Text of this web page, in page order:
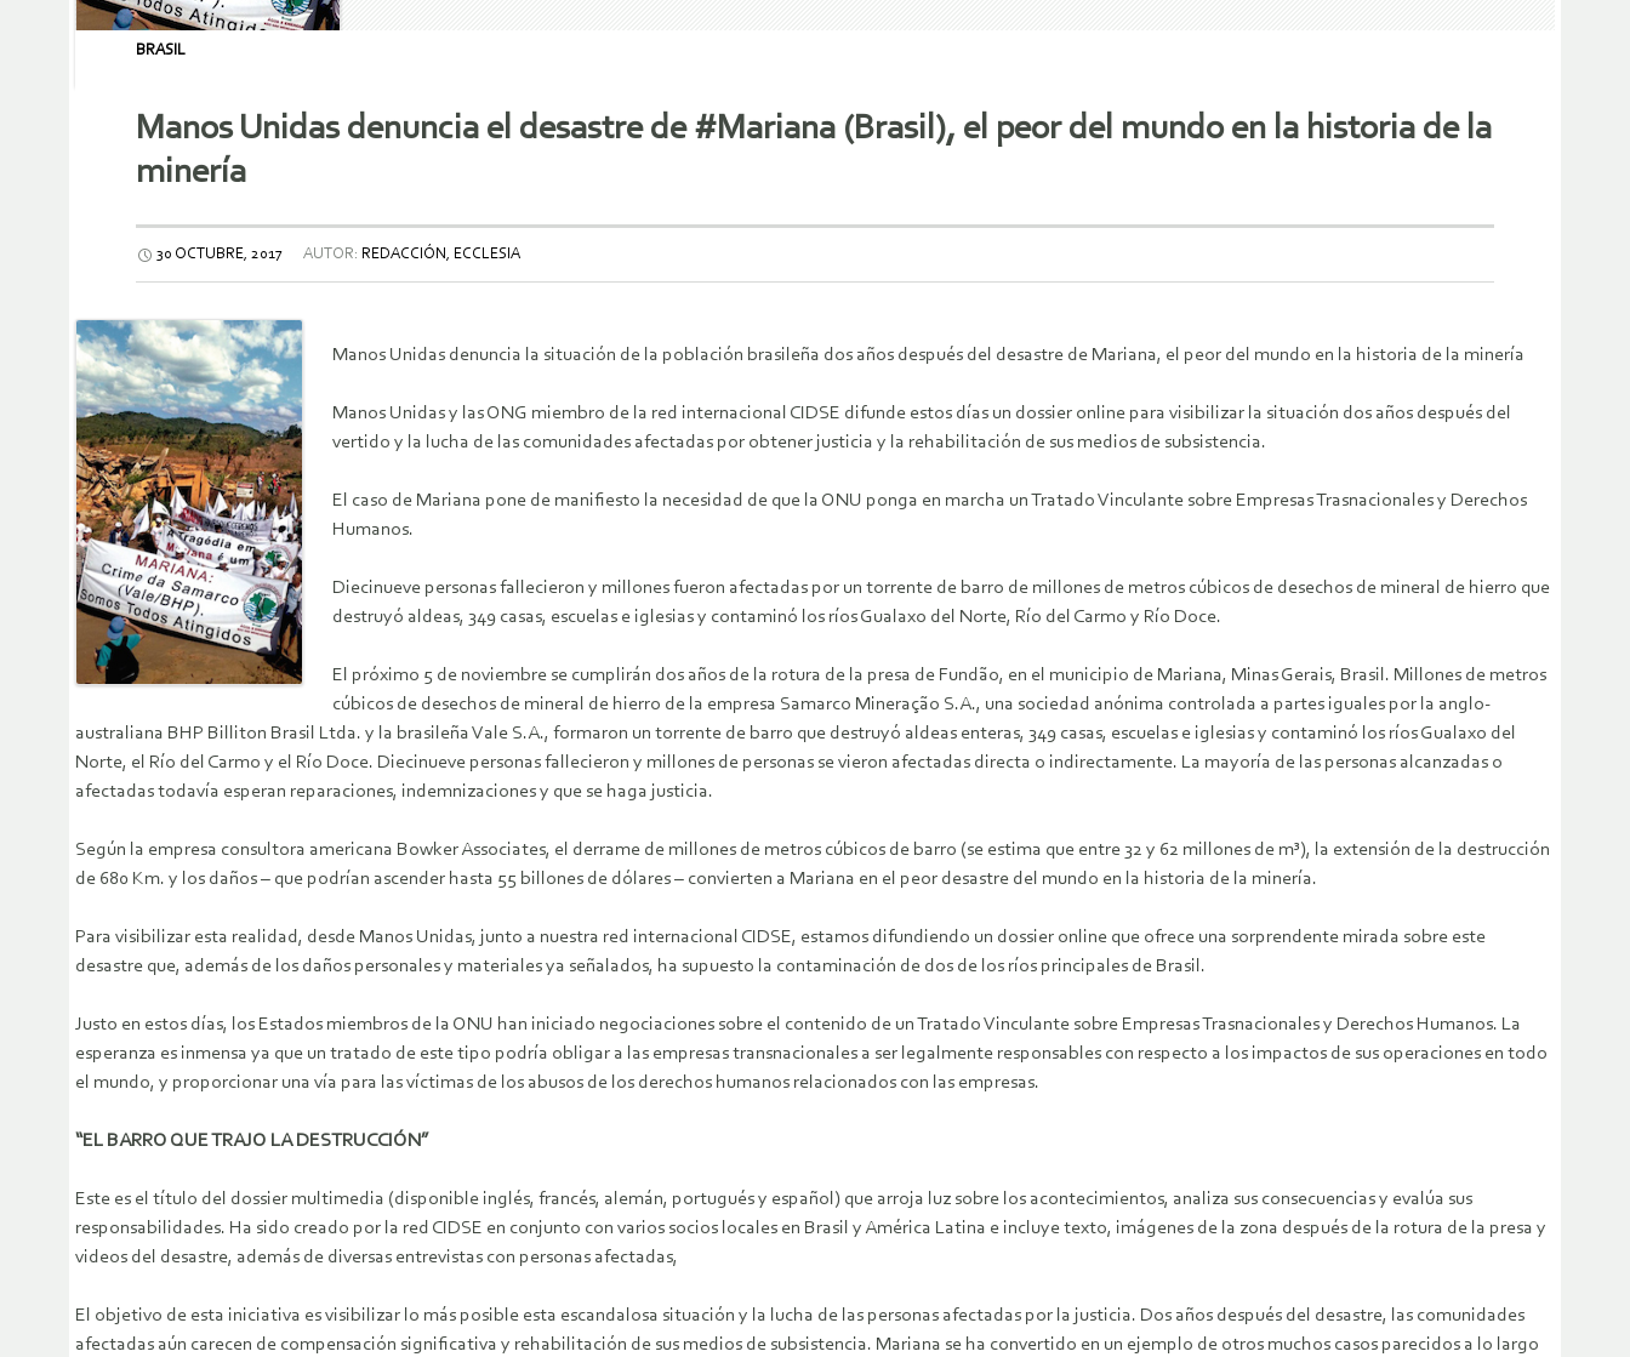
BRASIL
Manos Unidas denuncia el desastre de #Mariana (Brasil), el peor del mundo en la historia de la
minería
30 OCTUBRE, 2017 AUTOR: REDACCIÓN, ECCLESIA
Manos Unidas denuncia la situación de la población brasileña dos años después del desastre de Mariana, el peor del mundo en la historia de la minería
Manos Unidas y las ONG miembro de la red internacional CIDSE difunde estos días un dossier online para visibilizar la situación dos años después del
vertido y la lucha de las comunidades afectadas por obtener justicia y la rehabilitación de sus medios de subsistencia.
El caso de Mariana pone de manifiesto la necesidad de que la ONU ponga en marcha un Tratado Vinculante sobre Empresas Trasnacionales y Derechos
Humanos.
Diecinueve personas fallecieron y millones fueron afectadas por un torrente de barro de millones de metros cúbicos de desechos de mineral de hierro que
destruyó aldeas, 349 casas, escuelas e iglesias y contaminó los ríos Gualaxo del Norte, Río del Carmo y Río Doce.
El próximo 5 de noviembre se cumplirán dos años de la rotura de la presa de Fundão, en el municipio de Mariana, Minas Gerais, Brasil. Millones de metros
cúbicos de desechos de mineral de hierro de la empresa Samarco Mineração S.A., una sociedad anónima controlada a partes iguales por la anglo-
australiana BHP Billiton Brasil Ltda. y la brasileña Vale S.A., formaron un torrente de barro que destruyó aldeas enteras, 349 casas, escuelas e iglesias y contaminó los ríos Gualaxo del
Norte, el Río del Carmo y el Río Doce. Diecinueve personas fallecieron y millones de personas se vieron afectadas directa o indirectamente. La mayoría de las personas alcanzadas o
afectadas todavía esperan reparaciones, indemnizaciones y que se haga justicia.
Según la empresa consultora americana Bowker Associates, el derrame de millones de metros cúbicos de barro (se estima que entre 32 y 62 millones de m³), la extensión de la destrucción
de 680 Km. y los daños – que podrían ascender hasta 55 billones de dólares – convierten a Mariana en el peor desastre del mundo en la historia de la minería.
Para visibilizar esta realidad, desde Manos Unidas, junto a nuestra red internacional CIDSE, estamos difundiendo un dossier online que ofrece una sorprendente mirada sobre este
desastre que, además de los daños personales y materiales ya señalados, ha supuesto la contaminación de dos de los ríos principales de Brasil.
Justo en estos días, los Estados miembros de la ONU han iniciado negociaciones sobre el contenido de un Tratado Vinculante sobre Empresas Trasnacionales y Derechos Humanos. La
esperanza es inmensa ya que un tratado de este tipo podría obligar a las empresas transnacionales a ser legalmente responsables con respecto a los impactos de sus operaciones en todo
el mundo, y proporcionar una vía para las víctimas de los abusos de los derechos humanos relacionados con las empresas.
“EL BARRO QUE TRAJO LA DESTRUCCIÓN”
Este es el título del dossier multimedia (disponible inglés, francés, alemán, portugués y español) que arroja luz sobre los acontecimientos, analiza sus consecuencias y evalúa sus
responsabilidades. Ha sido creado por la red CIDSE en conjunto con varios socios locales en Brasil y América Latina e incluye texto, imágenes de la zona después de la rotura de la presa y
videos del desastre, además de diversas entrevistas con personas afectadas,
El objetivo de esta iniciativa es visibilizar lo más posible esta escandalosa situación y la lucha de las personas afectadas por la justicia. Dos años después del desastre, las comunidades
afectadas aún carecen de compensación significativa y rehabilitación de sus medios de subsistencia. Mariana se ha convertido en un ejemplo de otros muchos casos parecidos a lo largo